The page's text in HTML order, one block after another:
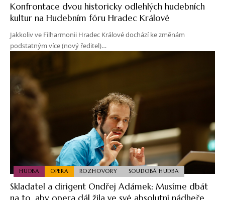
Konfrontace dvou historicky odlehlých hudebních
kultur na Hudebním fóru Hradec Králové
Jakkoliv ve Filharmonii Hradec Králové dochází ke změnám
podstatným více (nový ředitel)…
HUDBA OPERA ROZHOVORY SOUDOBÁ HUDBA
Skladatel a dirigent Ondřej Adámek: Musíme dbát
na to, aby opera dál žila ve své absolutní nádheře